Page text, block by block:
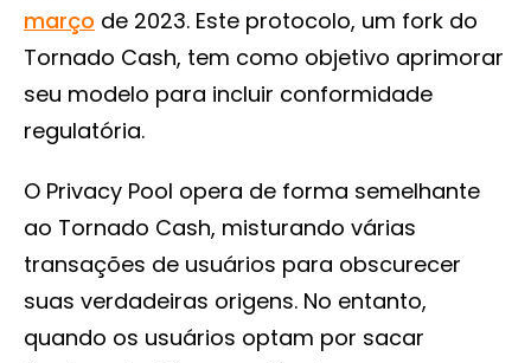
março de 2023. Este protocolo, um fork do
Tornado Cash, tem como objetivo aprimorar
seu modelo para incluir conformidade
regulatória.
O Privacy Pool opera de forma semelhante
ao Tornado Cash, misturando várias
transações de usuários para obscurecer
suas verdadeiras origens. No entanto,
quando os usuários optam por sacar